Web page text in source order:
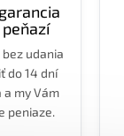
udania
do 14 dní
a my Vám
peniaze.